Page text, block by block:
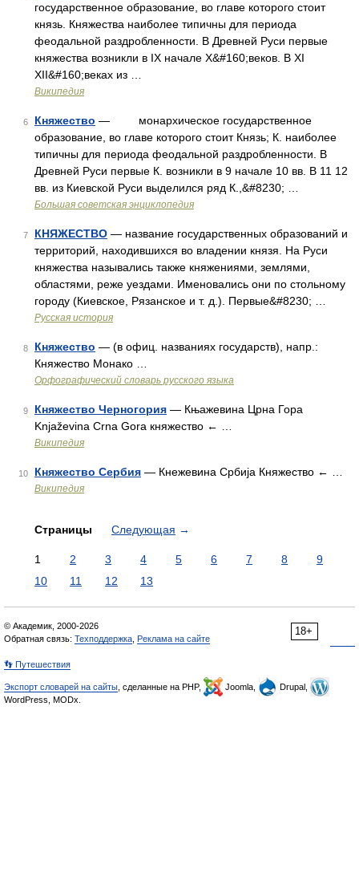
государственное образование, во главе которого стоит
князь. Княжества наиболее типичны для периода
феодальной раздробленности. В Древней Руси первые
княжества возникли в IX начале X&#160;веков. В XI
XII&#160;веках из …
Википедия
6 Княжество — монархическое государственное
образование, во главе которого стоит Князь; К. наиболее
типичны для периода феодальной раздробленности. В
Древней Руси первые К. возникли в 9 начале 10 вв. В 11 12
вв. из Киевской Руси выделился ряд К.,&#8230; …
Большая советская энциклопедия
7 КНЯЖЕСТВО — название государственных образований и
территорий, находившихся во владении князя. На Руси
княжества назывались также княжениями, землями,
областями, реже уездами. Именовались они по стольному
городу (Киевское, Рязанское и т. д.). Первые&#8230; …
Русская история
8 Княжество — (в офиц. названиях государств), напр.:
Княжество Монако …
Орфографический словарь русского языка
9 Княжество Черногория — Књажевина Црна Гора
Knjaževina Crna Gora княжество ← …
Википедия
10 Княжество Сербия — Кнежевина Србија Княжество ← …
Википедия
Страницы Следующая →
1 2 3 4 5 6 7 8
9
10
11 12 13
18+
© Академик, 2000-2026
Обратная связь: Техподдержка Реклама на сайте
👣 Путешествия
Экспорт словарей на сайты , сделанные на PHP, Joomla,
Drupal,
WordPress, MODx.